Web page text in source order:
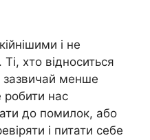
і не
хто відноситься
зазвичай менше
нас
до помилок, або
і питати себе